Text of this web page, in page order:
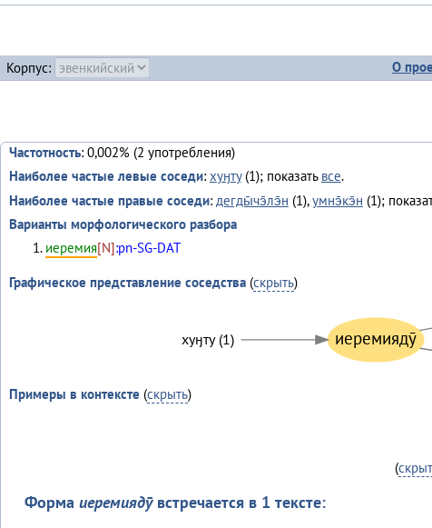
Корпус: О
Частотность: 0,002% (2 употребления)
Наиболее частые левые соседи: хуӈту(1); показать все.
Наиболее частые правые соседи: дегды̄чэ̄лэ̄н (1),умнэ̄кэ̄н (1);
Варианты морфологического разбора
иеремия[N]:pn-SG-DAT
Графическое представление соседства(скрыть)
иеремиядӯ
хуӈту (1)
Примеры в контексте (скрыть)
(
Формаиеремиядӯвстречается в 1 тексте: